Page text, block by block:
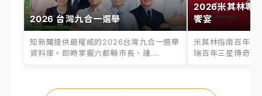
2026 台灣九合一選舉
知新聞提供最權威的2026台灣九合一選舉
資料庫。即時掌握六都縣市長、議...
2026米其林專
饗宴
米其林指南百年之
瑞百年三星傳奇、